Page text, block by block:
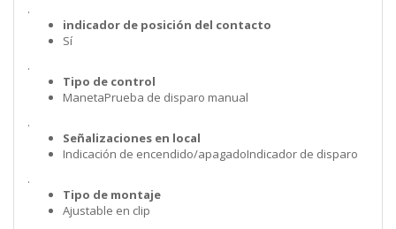
.
indicador de posición del contacto
Sí
.
Tipo de control
ManetaPrueba de disparo manual
.
Señalizaciones en local
Indicación de encendido/apagadoIndicador de disparo
.
Tipo de montaje
Ajustable en clip